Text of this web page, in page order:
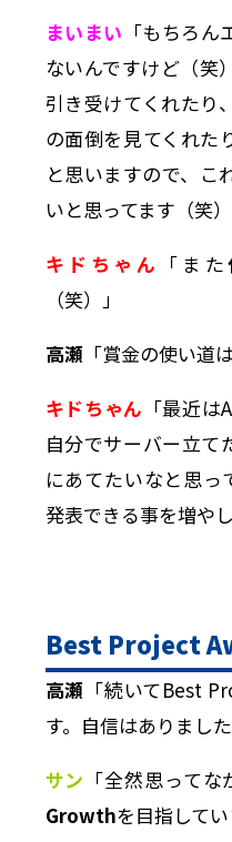
まいまい 「もちろ
ないんですけど（笑
引き受けてくれたり
の面倒を見てくれた
と思いますので、こ
いと思ってます（笑）
キドちゃん 「また
（笑）」
高瀬 「賞金の使い道
キドちゃん 「最近
自分でサーバー立て
にあてたいなと思っ
発表できる事を増や
Best Project
高瀬 「続いてBest
す。自信はありました
サン 「全然思ってな
Growthを目指してい